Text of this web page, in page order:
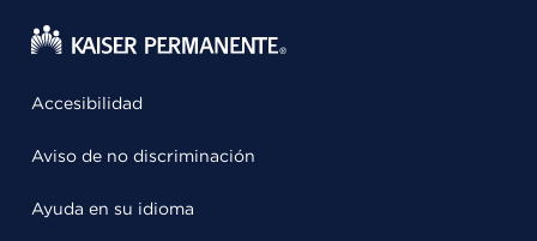
Accesibilidad
Aviso de no discriminación
Ayuda en su idioma